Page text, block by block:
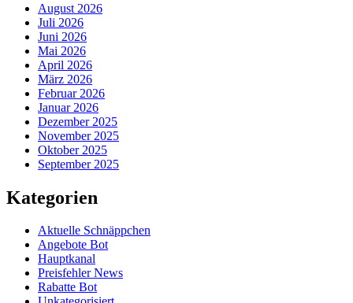
August 2026
Juli 2026
Juni 2026
Mai 2026
April 2026
März 2026
Februar 2026
Januar 2026
Dezember 2025
November 2025
Oktober 2025
September 2025
Kategorien
Aktuelle Schnäppchen
Angebote Bot
Hauptkanal
Preisfehler News
Rabatte Bot